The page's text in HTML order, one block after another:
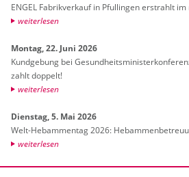
ENGEL Fa­brik­ver­kauf in Pful­lin­gen er­strahlt im
wei­ter­le­sen
Mon­tag, 22. Juni 2026
Kund­ge­bung bei
zahlt dop­pelt!
wei­ter­le­sen
Diens­tag, 5. Mai 2026
Welt-Heb­am­men­tag 2026:
wei­ter­le­sen